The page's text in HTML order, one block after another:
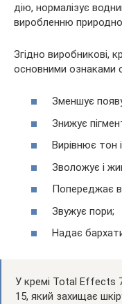
дію, нормалізує
виробленню
Згідно виробникові,
основними ознаками
Зменшує
Знижує
Вирівнює тон
Зволожує і
Попереджає
Звужує пори;
Надає
У кремі Total Effects
15, який захищає